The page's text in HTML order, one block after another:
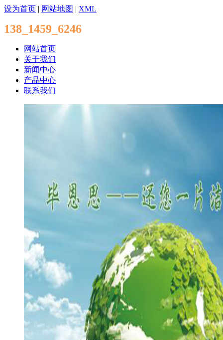
设为首页 | 网站地图 | XML
138_1459_6246
网站首页
关于我们
新闻中心
产品中心
联系我们